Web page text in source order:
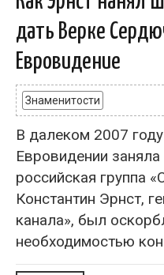
дать Верке
Евровидение
Знаменитости
В далеком 2007
Евровидении
российская группа
Константин Эрнст,
канала», был
необходимостью